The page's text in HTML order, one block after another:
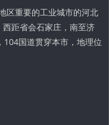
区重要的工业城市的河北
距省会石家庄，南至济
国道贯穿本市，地理位